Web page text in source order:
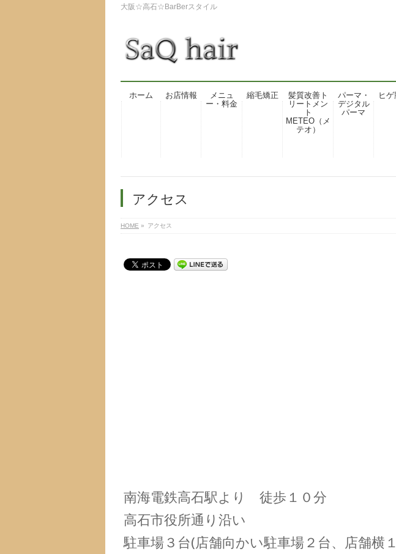
大阪☆高石☆BarBerスタイル
ホーム お店情報
メニュ
ー・料金
縮毛矯正
髪質改善ト
リートメン
ト
METEO（メ
テオ）
パーマ・
デジタル
パーマ
ヒ
アクセス
HOME » アクセス
南海電鉄高石駅より 徒歩１０分
高石市役所通り沿い
駐車場３台(店舗向かい駐車場２台、店舗横１